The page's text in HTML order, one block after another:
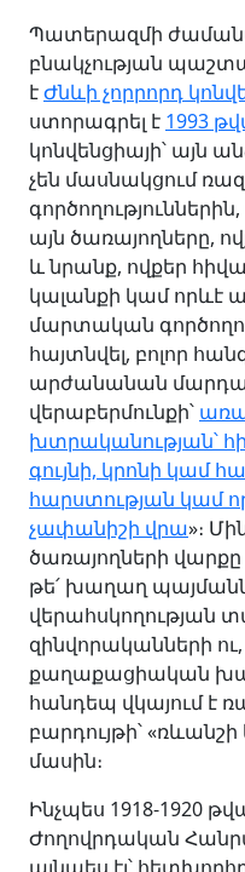
Պատերազմի
բնակչության
էԺնևի չորրորդ
ստորագրել է 1993
կոնվենցիայի՝ այն
չեն մասնակցում
այն ծառայողները,
և նրանք, ովքեր
կալանքի կամ որևէ
մարտական
հայտնվել, բոլոր
արժանանան
վերաբերմունքի՝
խտրականության՝
գույնի, կրոնի կամ
հարստության կամ
չափանիշի վրա»։
ծառայողների
թե՛ խաղաղ
վերահսկողության
զինվորականների
քաղաքացիական
հանդեպ վկայում է
բարդույթի՝
մասին։
Ինչպես 1918-1920
Ժողովրդական